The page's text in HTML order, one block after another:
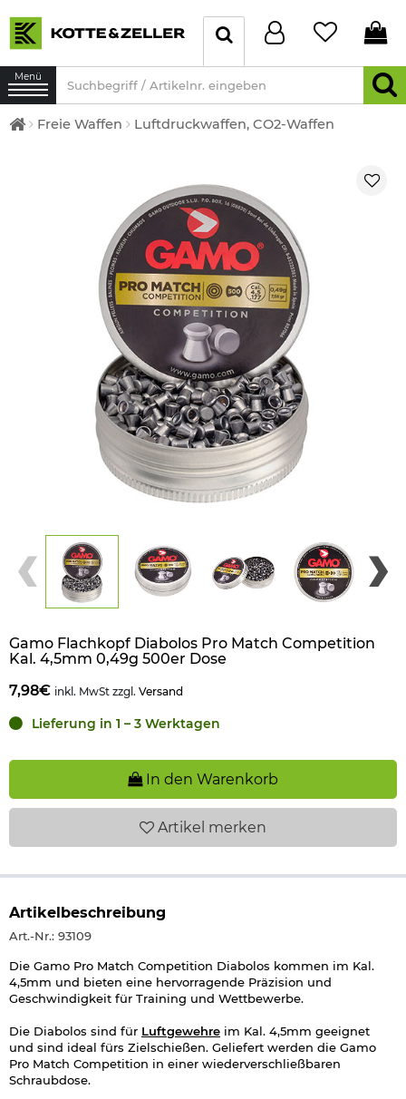
Menü
Freie Waffen Luftdruckwaffen, CO2-Waffen
Gamo Flachkopf Diabolos Pro Match Competition
Kal. 4,5mm 0,49g 500er Dose
7,98€ inkl. MwSt zzgl. Versand
Lieferung in 1 – 3 Werktagen
In den Warenkorb
Artikel merken
Artikelbeschreibung
Art.-Nr.: 93109
Die Gamo Pro Match Competition Diabolos kommen im Kal.
4,5mm und bieten eine hervorragende Präzision und
Geschwindigkeit für Training und Wettbewerbe.
Die Diabolos sind für Luftgewehre im Kal. 4,5mm geeignet
und sind ideal fürs Zielschießen. Geliefert werden die Gamo
Pro Match Competition in einer wiederverschließbaren
Schraubdose.